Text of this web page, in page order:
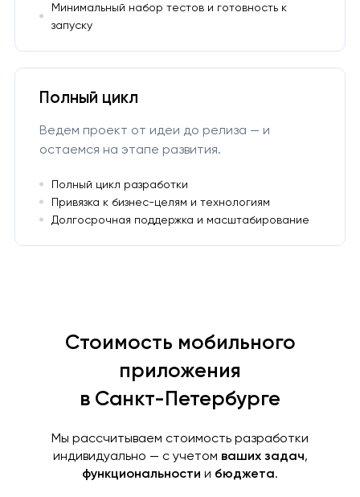
Минимальный набор тестов и готовность к
запуску
Полный цикл
Ведем проект от идеи до релиза — и
остаемся на этапе развития.
Полный цикл разработки
Привязка к бизнес-целям и технологиям
Долгосрочная поддержка и масштабирование
Стоимость мобильного
приложения
в Санкт-Петербурге
Мы рассчитываем стоимость разработки
индивидуально — с учетом ваших задач,
функциональности и бюджета.